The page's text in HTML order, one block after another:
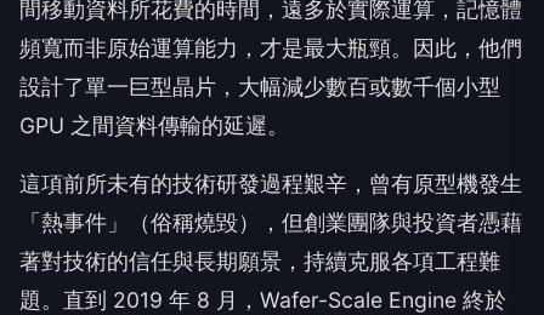
間移動資料所花費的時間，遠多於實際運算，記憶體
頻寬而非原始運算能力，才是最大瓶頸。因此，他們
設計了單一巨型晶片，大幅減少數百或數千個小型
GPU 之間資料傳輸的延遲。
這項前所未有的技術研發過程艱辛，曾有原型機發生
「熱事件」（俗稱燒毀），但創業團隊與投資者憑藉
著對技術的信任與長期願景，持續克服各項工程難
題。直到 2019 年 8 月，Wafer-Scale Engine 終於